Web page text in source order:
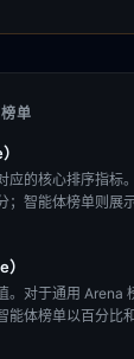
单
应的核心排序指标
；智能体榜单则展
。对于通用 Arena
能体榜单以百分比